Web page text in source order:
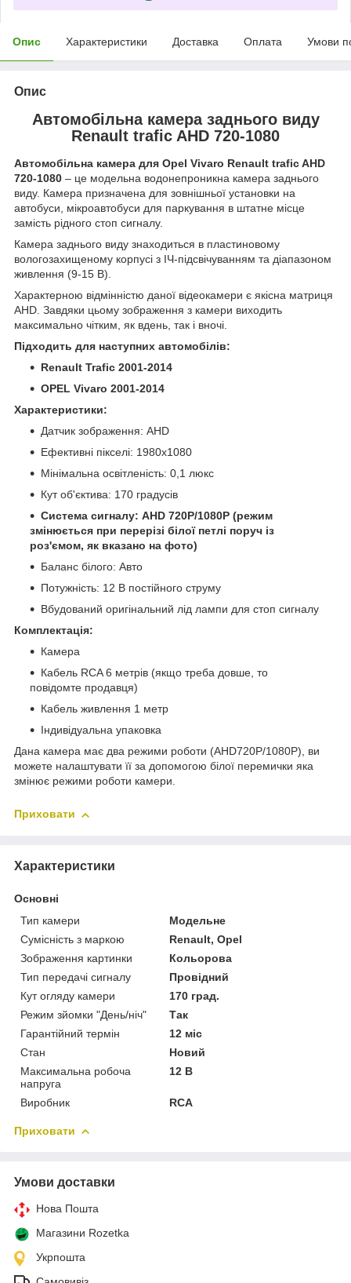
Опис Характеристики Доставка Оплата Умови
Опис
Автомобільна камера заднього виду
Renault trafic AHD 720-1080
Автомобільна камера для Opel Vivaro Renault trafic AHD
720-1080 – це модельна водонепроникна камера заднього
виду. Камера призначена для зовнішньої установки на
автобуси, мікроавтобуси для паркування в штатне місце
замість рідного стоп сигналу.
Камера заднього виду знаходиться в пластиновому
вологозахищеному корпусі з ІЧ-підсвічуванням та діапазоном
живлення (9-15 В).
Характерною відмінністю даної відеокамери є якісна матриця
AHD. Завдяки цьому зображення з камери виходить
максимально чітким, як вдень, так і вночі.
Підходить для наступних автомобілів:
Renault Trafic 2001-2014
OPEL Vivaro 2001-2014
Характеристики:
Датчик зображення: AHD
Ефективні пікселі: 1980x1080
Мінімальна освітленість: 0,1 люкс
Кут об'єктива: 170 градусів
Система сигналу: AHD 720P/1080P (режим
змінюється при перерізі білої петлі поруч із
роз'ємом, як вказано на фото)
Баланс білого: Авто
Потужність: 12 В постійного струму
Вбудований оригінальний лід лампи для стоп сигналу
Комплектація:
Камера
Кабель RCA 6 метрів (якщо треба довше, то
повідомте продавця)
Кабель живлення 1 метр
Індивідуальна упаковка
Дана камера має два режими роботи (AHD720P/1080P), ви
можете налаштувати її за допомогою білої перемички яка
змінює режими роботи камери.
Приховати
Характеристики
Основні
Тип камери
Модельне
Сумісність з маркою
Renault, Opel
Зображення картинки
Кольорова
Тип передачі сигналу
Провідний
Кут огляду камери
170 град.
Режим зйомки "День/ніч"
Так
Гарантійний термін
12 міс
Стан
Новий
Максимальна робоча
напруга
12 В
Виробник RCA
Приховати
Умови доставки
Нова Пошта
Магазини Rozetka
Укрпошта